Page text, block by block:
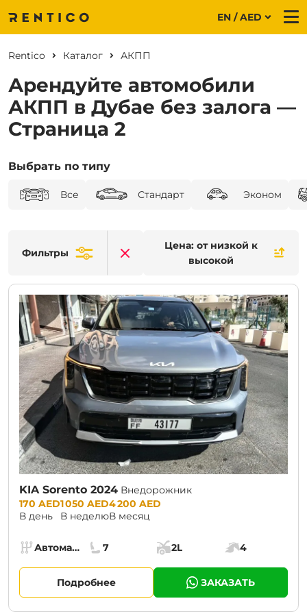
EN / AED
Арендуйте автомобили
АКПП в Дубае без залога —
Страница 2
Rentico Каталог АКПП
Выбрать по типу
Все Стандарт Эконом
Фильтры
Clear filters
Цена: от низкой к
высокой
KIA Sorento 2024 Внедорожник
Prices:
170 AED
В день
1 050 AED
В неделю
4 200 AED
В месяц
Specs:
Коробка передач:
Автомат (АКПП)
Места:
7
Объём багажника:
2L
Мощность
4
Подробнее ЗАКАЗАТЬ